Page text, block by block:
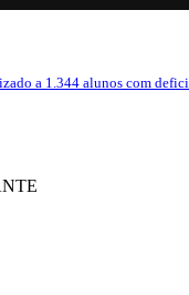
a 1.344 alunos com